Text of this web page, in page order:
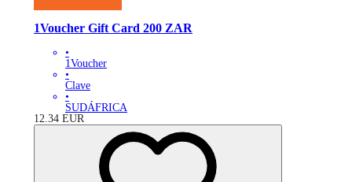
1Voucher Gift Card 200 ZAR
•
1Voucher
•
Clave
•
SUDÁFRICA
12.34 EUR